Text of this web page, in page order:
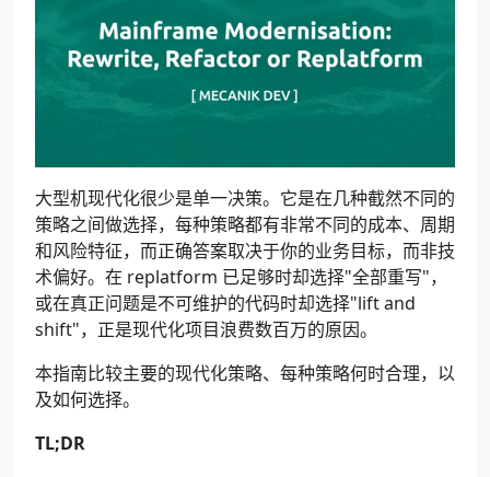
大型机现代化很少是单一决策。它是在几种截然不同的
策略之间做选择，每种策略都有非常不同的成本、周期
和风险特征，而正确答案取决于你的业务目标，而非技
术偏好。在 replatform 已足够时却选择"全部重写"，
或在真正问题是不可维护的代码时却选择"lift and
shift"，正是现代化项目浪费数百万的原因。
本指南比较主要的现代化策略、每种策略何时合理，以
及如何选择。
TL;DR